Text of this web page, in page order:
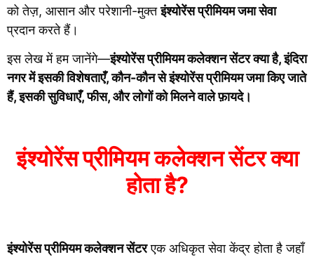
को तेज़, आसान और परेशानी-मुक्तइंश्योरेंस प्रीमियम जमा सेवा
प्रदान करते हैं।
इस लेख में हम जानेंगे—इंश्योरेंस प्रीमियम कलेक्शन सेंटर क्या है, इंदिरा
नगर में इसकी विशेषताएँ, कौन-कौन से इंश्योरेंस प्रीमियम जमा किए जाते
हैं, इसकी सुविधाएँ, फीस, और लोगों को मिलने वाले फ़ायदे।
इंश्योरेंस प्रीमियम कलेक्शन सेंटर क्या
होता है?
इंश्योरेंस प्रीमियम कलेक्शन सेंटरएक अधिकृत सेवा केंद्र होता है जहाँ